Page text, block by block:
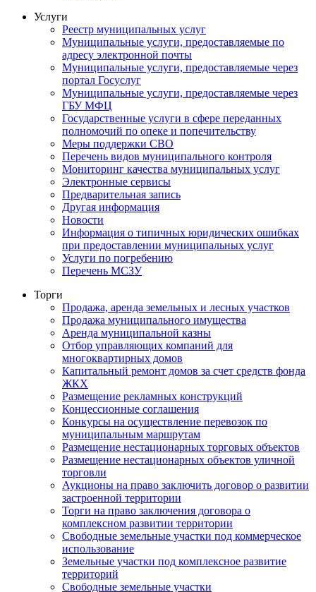
Услуги
Реестр муниципальных услуг
Муниципальные услуги, предоставляемые по
адресу электронной почты
Муниципальные услуги, предоставляемые через
портал Госуслуг
Муниципальные услуги, предоставляемые через
ГБУ МФЦ
Государственные услуги в сфере переданных
полномочий по опеке и попечительству
Меры поддержки СВО
Перечень видов муниципального контроля
Мониторинг качества муниципальных услуг
Электронные сервисы
Предварительная запись
Другая информация
Новости
Информация о типичных юридических ошибках
при предоставлении муниципальных услуг
Услуги по погребению
Перечень МСЗУ
Торги
Продажа, аренда земельных и лесных участков
Продажа муниципального имущества
Аренда муниципальной казны
Отбор управляющих компаний для
многоквартирных домов
Капитальный ремонт домов за счет средств фонда
ЖКХ
Размещение рекламных конструкций
Концессионные соглашения
Конкурсы на осуществление перевозок по
муниципальным маршрутам
Размещение нестационарных торговых объектов
Размещение нестационарных объектов уличной
торговли
Аукционы на право заключить договор о развитии
застроенной территории
Торги на право заключения договора о
комплексном развитии территории
Свободные земельные участки под коммерческое
использование
Земельные участки под комплексное развитие
территорий
Свободные земельные участки